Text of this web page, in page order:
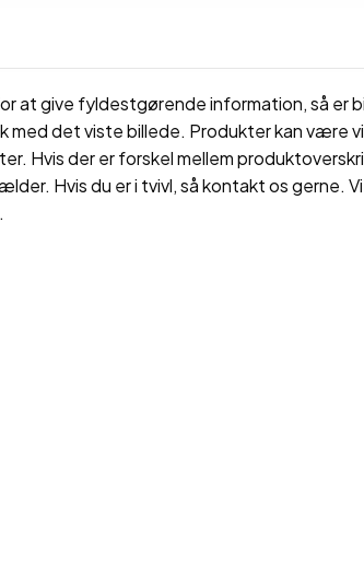
at give fyldestgørende information, så er
med det viste billede. Produkter kan være
Hvis der er forskel mellem
Hvis du er i tvivl, så kontakt os gerne.